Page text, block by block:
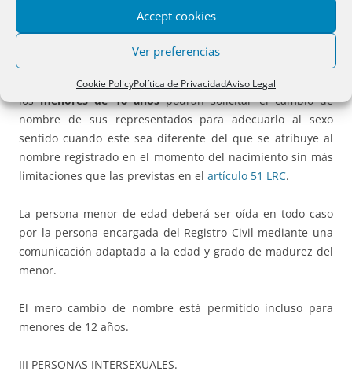
Accept cookies
Ver preferencias
Cookie PolicyPolítica de PrivacidadAviso Legal
III REGLAS SOBRE EL CAMBIO DE NOMBRE.
Como ha quedado dicho, los representantes legales
losmenores de 16 añospodrán solicitar el cambio de
nombre de sus representados para adecuarlo al sexo
sentido cuando este sea diferente del que se atribuye al
nombre registrado en el momento del nacimiento sin más
limitaciones que las previstas en el artículo 51 LRC.
La persona menor de edad deberá ser oída en todo caso
por la persona encargada del Registro Civil mediante una
comunicación adaptada a la edad y grado de madurez del
menor.
El mero cambio de nombre está permitido incluso para
menores de 12 años.
III PERSONAS INTERSEXUALES.